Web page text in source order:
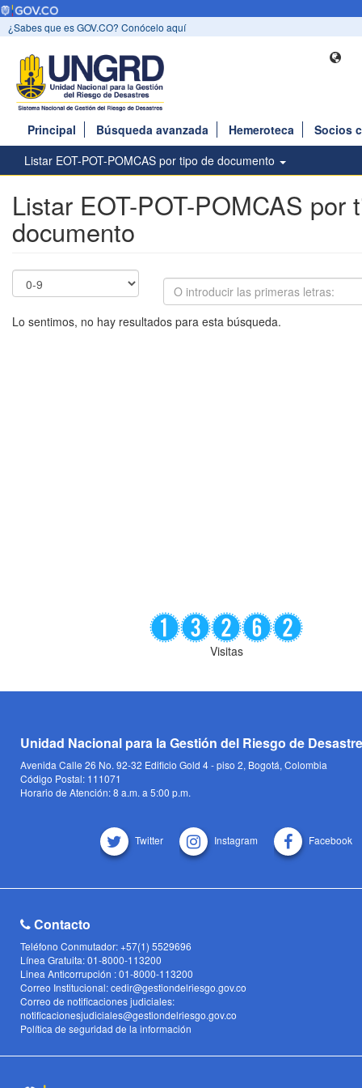
¿Sabes que es GOV.CO? Conócelo aquí
Principal Búsqueda avanzada Hemeroteca
Socios
Listar EOT-POT-POMCAS por tipo de documento
Listar EOT-POT-POMCAS por
documento
Lo sentimos, no hay resultados para esta búsqueda.
Visitas
Unidad Nacional para la Gestión del Riesgo de
Avenida Calle 26 No. 92-32 Edificio Gold 4 - piso 2, Bogotá, Colombia
Código Postal: 111071
Horario de Atención: 8 a.m. a 5:00 p.m.
Twitter Instagram Facebook
Contacto
Teléfono Conmutador: +57(1) 5529696
Línea Gratuita: 01-8000-113200
Linea Anticorrupción : 01-8000-113200
Correo Institucional: cedir@gestiondelriesgo.gov.co
Correo de notificaciones judiciales:
notificacionesjudiciales@gestiondelriesgo.gov.co
Política de seguridad de la información